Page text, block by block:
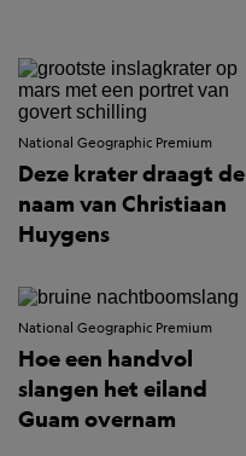
National Geographic Premium
Deze krater draagt de
naam van Christiaan
Huygens
National Geographic Premium
Hoe een handvol
slangen het eiland
Guam overnam